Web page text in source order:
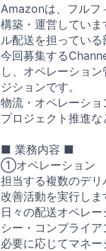
Amazonは、フルフ
構築・運営してい
ル配送を担っている
今回募集する
し、オペレーショ
ジションです。
物流・オペレーシ
プロジェクト推進な
■ 業務内容 ■
①オペレーション
担当する複数のデ
改善活動を実行しま
日々の配送オペレ
シー・コンプライ
必要に応じてマネー